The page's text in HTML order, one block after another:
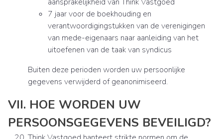
7 jaar voor de boekhouding en
verantwoordigingstukken van de verenigingen
van mede-eigenaars naar aanleiding van het
uitoefenen van de taak van syndicus
Buiten deze perioden worden uw persoonlijke
gegevens verwijderd of geanonimiseerd.
VII. HOE WORDEN UW
PERSOONSGEGEVENS BEVEILIGD?